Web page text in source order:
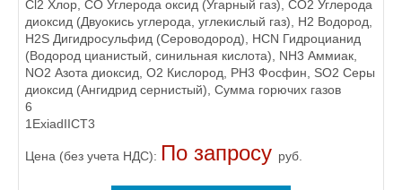
Cl2 Хлор, CO Углерода оксид (Угарный газ), CO2 Углерода
диоксид (Двуокись углерода, углекислый газ), H2 Водород,
H2S Дигидросульфид (Сероводород), HCN Гидроцианид
(Водород цианистый, синильная кислота), NH3 Аммиак,
NO2 Азота диоксид, O2 Кислород, PH3 Фосфин, SO2 Серы
диоксид (Ангидрид сернистый), Сумма горючих газов
6
1ExiadIICT3
Цена (без учета НДС): По запросу руб.